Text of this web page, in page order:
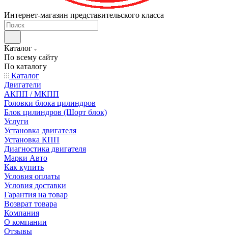
Интернет-магазин представительского класса
Каталог
По всему сайту
По каталогу
Каталог
Двигатели
АКПП / МКПП
Головки блока цилиндров
Блок цилиндров (Шорт блок)
Услуги
Установка двигателя
Установка КПП
Диагностика двигателя
Марки Авто
Как купить
Условия оплаты
Условия доставки
Гарантия на товар
Возврат товара
Компания
О компании
Отзывы